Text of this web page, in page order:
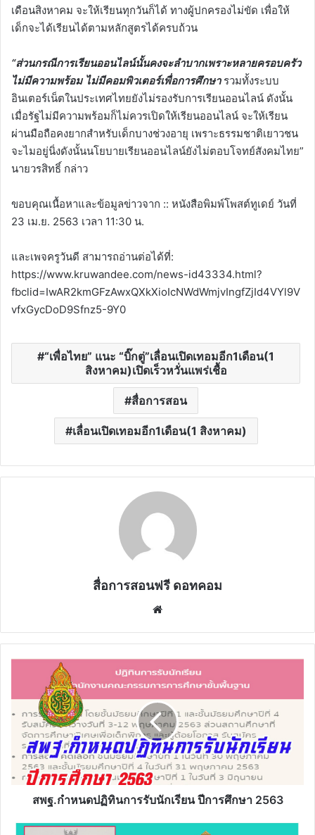
เดือนสิงหาคม จะให้เรียนทุกวันก็ได้ ทางผู้ปกครองไม่ขัด เพื่อให้
เด็กจะได้เรียนได้ตามหลักสูตรได้ครบถ้วน
“ส่วนกรณีการเรียนออนไลน์นั้นคงจะลำบากเพราะหลายครอบครัว
ไม่มีความพร้อม ไม่มีคอมพิวเตอร์เพื่อการศึกษารวมทั้งระบบ
อินเตอร์เน็ตในประเทศไทยยังไม่รองรับการเรียนออนไลน์ ดังนั้น
เมื่อรัฐไม่มีความพร้อมก็ไม่ควรเปิดให้เรียนออนไลน์ จะให้เรียน
ผ่านมือถือคงยากสำหรับเด็กบางช่วงอายุ เพราะธรรมชาติเยาวชน
จะไมอยู่นิ่งดังนั้นนโยบายเรียนออนไลน์ยังไม่ตอบโจทย์สังคมไทย”
นายวรสิทธิ์ กล่าว
ขอบคุณเนื้อหาและข้อมูลข่าวจาก :: หนังสือพิมพ์โพสต์ทูเดย์ วันที่
23 เม.ย. 2563 เวลา 11:30 น.
และเพจครูวันดี สามารถอ่านต่อได้ที่:
https://www.kruwandee.com/news-id43334.html?
fbclid=IwAR2kmGFzAwxQXkXioIcNWdWmjvIngfZjId4VYl9V
vfxGycDoD9Sfnz5-9Y0
“เพื่อไทย” แนะ “บิ๊กตู่”เลื่อนเปิดเทอมอีก1เดือน(1
สิงหาคม)เปิดเร็วหวั่นแพร่เชื้อ
สื่อการสอน
เลื่อนเปิดเทอมอีก1เดือน(1 สิงหาคม)
สื่อการสอนฟรี ดอทคอม
สพฐ.กำหนด
นักเรียน
การ
ศึกษา
2563
สพฐ.กำหนดปฏิทินการรับนักเรียน ปีการศึกษา 2563
หลัก